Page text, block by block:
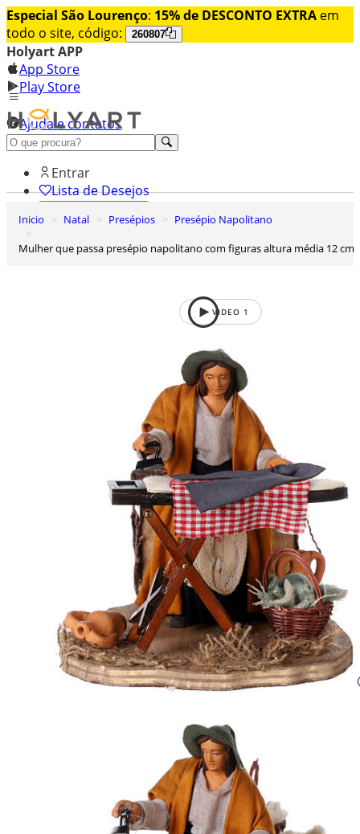
Especial São Lourenço: 15% de DESCONTO EXTRA em
todo o site, código:
260807
Holyart APP
App Store
Play Store
Ajuda e contatos
Conheça premium
Entrar
Lista de Desejos
Inicio Natal Presépios
Presépio Napolitano
Mulher que passa presépio napolitano com figuras altura média 12 cm
VIDEO 1